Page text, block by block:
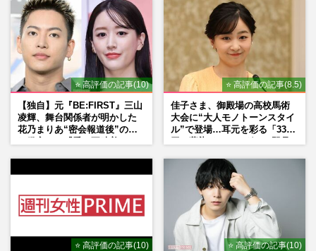
⭐ 高評価の記事(10)
【独自】元『BE:FIRST』三山
凌輝、舞台関係者が明かした
花乃まりあ“密会報道後”の呆
⭐ 高評価の記事(8.5)
佳子さま、御殿場の高校馬術
大会に“大人モノトーンスタイ
ル”で登場…耳元を彩る「3300
⭐ 高評価の記事(10) ⭐ 高評価の記事(10)